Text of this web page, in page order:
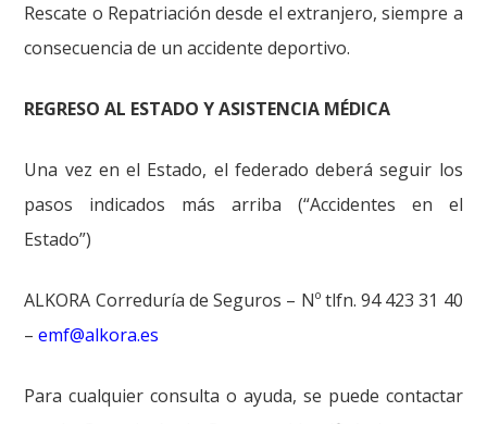
Rescate o Repatriación desde el extranjero, siempre a
consecuencia de un accidente deportivo.
REGRESO AL ESTADO Y ASISTENCIA MÉDICA
Una vez en el Estado, el federado deberá seguir los
pasos indicados más arriba (“Accidentes en el
Estado”)
ALKORA Correduría de Seguros – Nº tlfn. 94 423 31 40
–emf@alkora.es
Para cualquier consulta o ayuda, se puede contactar